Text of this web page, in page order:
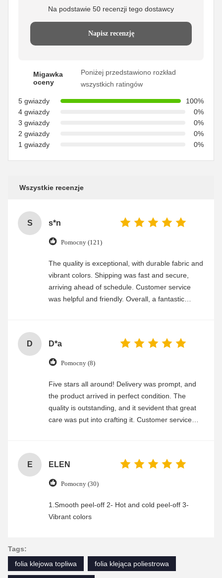
Na podstawie 50 recenzji tego dostawcy
Napisz recenzję
Migawka
oceny
Poniżej przedstawiono rozkład
wszystkich ratingów
5 gwiazdy
100%
4 gwiazdy
0%
3 gwiazdy
0%
2 gwiazdy
0%
1 gwiazdy
0%
Wszystkie recenzje
S s*n
Pomocny (121)
The quality is exceptional, with durable fabric and
vibrant colors. Shipping was fast and secure,
arriving ahead of schedule. Customer service
was helpful and friendly. Overall, a fantastic
D D*a
Pomocny (8)
Five stars all around! Delivery was prompt, and
the product arrived in perfect condition. The
quality is outstanding, and it sevident that great
care was put into crafting it. Customer service
E ELEN
Pomocny (30)
1.Smooth peel-off 2- Hot and cold peel-off 3-
Vibrant colors
Tags:
folia klejowa topliwa
folia klejąca poliestrowa